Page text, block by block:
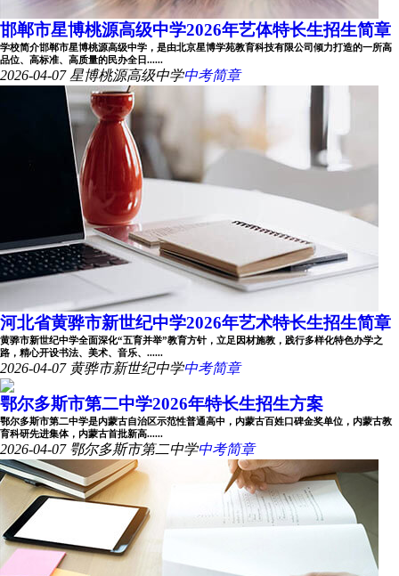
邯郸市星博桃源高级中学2026年艺体特长生招生简章
学校简介邯郸市星博桃源高级中学，是由北京星博学苑教育科技有限公司倾力打造的一所高
品位、高标准、高质量的民办全日......
2026-04-07 星博桃源高级中学中考简章
河北省黄骅市新世纪中学2026年艺术特长生招生简章
黄骅市新世纪中学全面深化“五育并举”教育方针，立足因材施教，践行多样化特色办学之
路，精心开设书法、美术、音乐、......
2026-04-07 黄骅市新世纪中学中考简章
鄂尔多斯市第二中学2026年特长生招生方案
鄂尔多斯市第二中学是内蒙古自治区示范性普通高中，内蒙古百姓口碑金奖单位，内蒙古教
育科研先进集体，内蒙古首批新高......
2026-04-07 鄂尔多斯市第二中学中考简章